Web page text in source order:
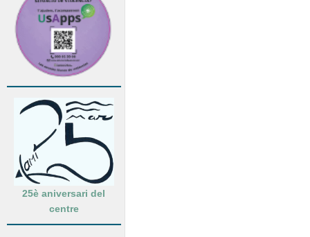
25è aniversari del
centre